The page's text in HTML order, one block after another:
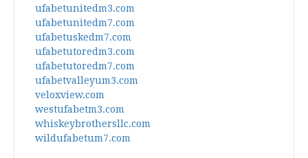
ufabetunitedm3.com
ufabetunitedm7.com
ufabetuskedm7.com
ufabetutoredm3.com
ufabetutoredm7.com
ufabetvalleyum3.com
veloxview.com
westufabetm3.com
whiskeybrothersllc.com
wildufabetum7.com